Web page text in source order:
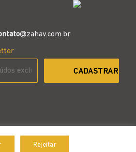
Rejeitar
@zahav.com.br
por